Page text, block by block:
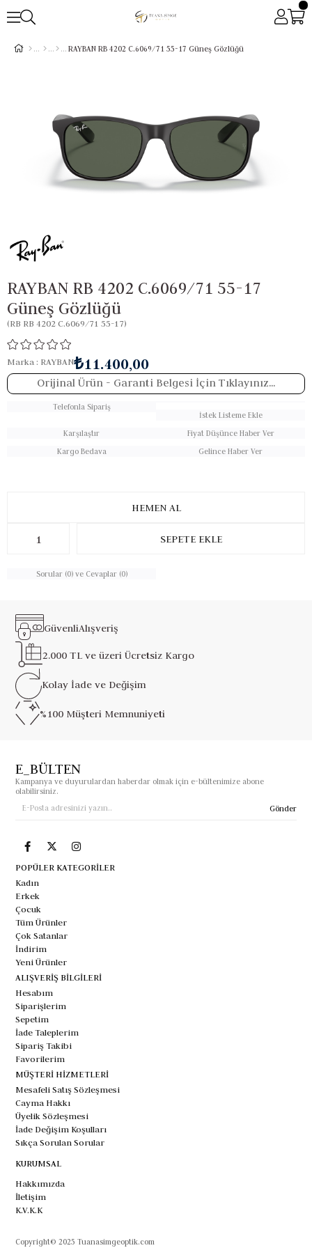
RAYBAN RB 4202 C.6069/71 55-17 Güneş Gözlüğü
RAYBAN RB 4202 C.6069/71 55-17
Güneş Gözlüğü
(RB RB 4202 C.6069/71 55-17)
Marka : RAYBAN₺11.400,00
Orijinal Ürün - Garanti Belgesi İçin Tıklayınız...
Telefonla Sipariş
İstek Listeme Ekle
Karşılaştır
Fiyat Düşünce Haber Ver
Kargo Bedava
Gelince Haber Ver
Sorular (0) ve Cevaplar (0)
GüvenliAlışveriş
2.000 TL ve üzeriÜcretsiz Kargo
Kolay İade ve Değişim
%100 Müşteri Memnuniyeti
E_BÜLTEN
Kampanya ve duyurulardan haberdar olmak için e-bültenimize abone
olabilirsiniz.
Gönder
POPÜLER KATEGORİLER
Kadın
Erkek
Çocuk
Tüm Ürünler
Çok Satanlar
İndirim
Yeni Ürünler
ALIŞVERİŞ BİLGİLERİ
Hesabım
Siparişlerim
Sepetim
İade Taleplerim
Sipariş Takibi
Favorilerim
MÜŞTERİ HİZMETLERİ
Mesafeli Satış Sözleşmesi
Cayma Hakkı
Üyelik Sözleşmesi
İade Değişim Koşulları
Sıkça Sorulan Sorular
KURUMSAL
Hakkımızda
İletişim
K.V.K.K
Copyright© 2025 Tuanasimgeoptik.com